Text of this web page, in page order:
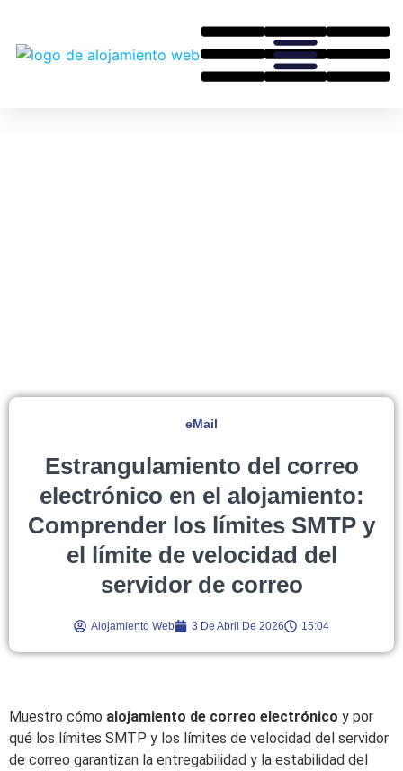
eMail
Estrangulamiento del correo
electrónico en el alojamiento:
Comprender los límites SMTP y
el límite de velocidad del
servidor de correo
Alojamiento Web 3 De Abril De 2026 15:04
Muestro cómo alojamiento de correo electrónico y por
qué los límites SMTP y los límites de velocidad del servidor
de correo garantizan la entregabilidad y la estabilidad del